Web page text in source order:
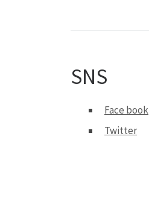
SNS
Face book
Twitter